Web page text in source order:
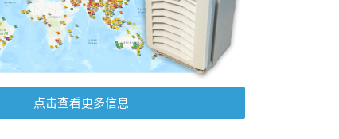
点击查看更多信息